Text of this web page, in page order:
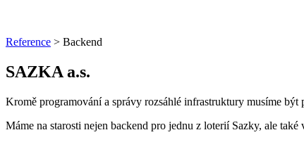
Reference > Backend
SAZKA a.s.
Kromě programování a správy rozsáhlé infrastruktury musíme
Máme na starosti nejen backend pro jednu z loterií Sazky, ale